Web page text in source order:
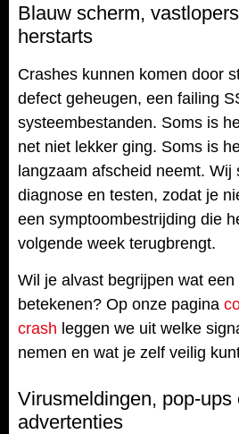
Blauw scherm,
herstarts
Crashes kunnen komen door
defect geheugen, een failing
systeembestanden. Soms is
net niet lekker ging. Soms is
langzaam afscheid neemt. Wij
diagnose en testen, zodat je
een symptoombestrijding die
volgende week terugbrengt.
Wil je alvast begrijpen wat een
betekenen? Op onze pagina
crash leggen we uit welke
nemen en wat je zelf veilig
Virusmeldingen, pop-ups
advertenties